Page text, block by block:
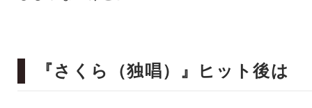
『さくら（独唱）』ヒット後は